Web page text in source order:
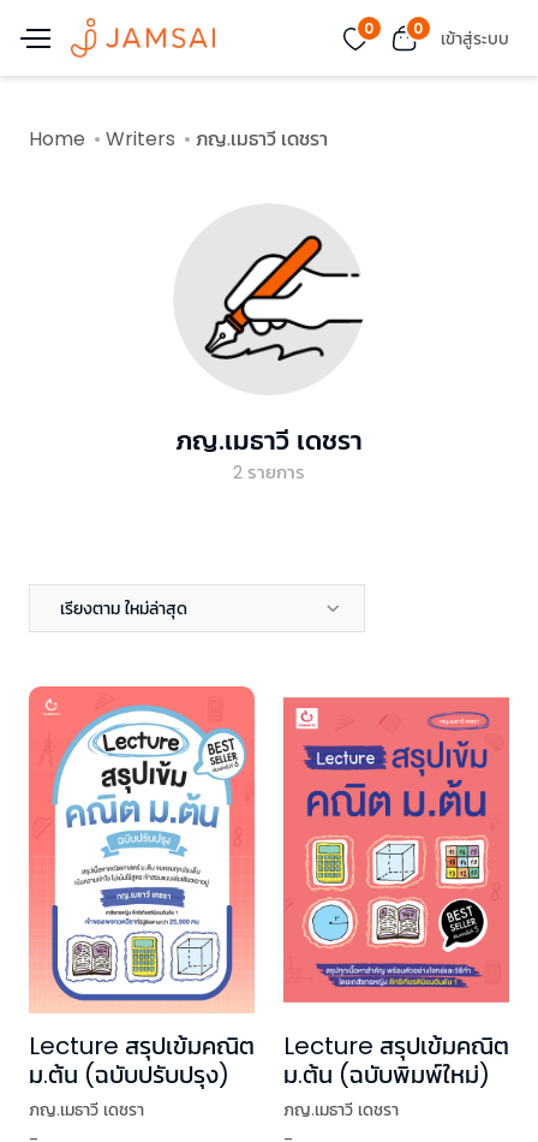
0 0 เข้าสู่ระบบ
Home Writers ภญ.เมธาวี เดชรา
ภญ.เมธาวี เดชรา
2รายการ
เรียงตาม ใหม่ล่าสุด
Lecture สรุปเข้มคณิต
ม.ต้น (ฉบับปรับปรุง)
ภญ.เมธาวี เดชรา
Lecture สรุปเข้มคณิต
ม.ต้น (ฉบับพิมพ์ใหม่)
ภญ.เมธาวี เดชรา